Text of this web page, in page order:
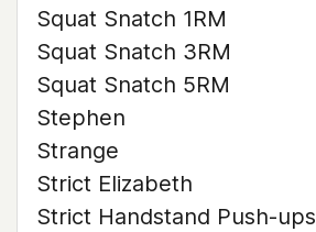
Squat Snatch 1RM
Squat Snatch 3RM
Squat Snatch 5RM
Stephen
Strange
Strict Elizabeth
Strict Handstand Push-ups